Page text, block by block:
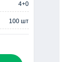
4+0
100 шт